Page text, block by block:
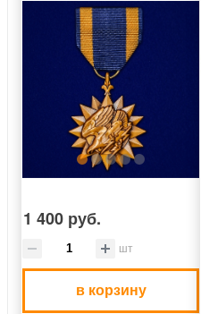
1 400 руб.
шт
в корзину